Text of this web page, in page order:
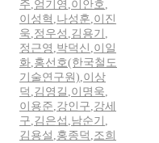
주,엄기영 ,이안호,
이성혁 ,나성훈,이진
욱,정우성 ,김용기 ,
정근영 ,박덕신 ,이일
화,홍선호(한국철도
기술연구원),이상
덕 ,김영길 ,이명욱,
이용준,강인구,강세
구,김은섭 ,남순기 ,
김용설 ,홍종덕 ,조희